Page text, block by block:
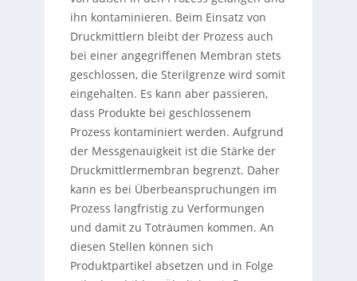
ihn kontaminieren. Beim Einsatz von
Druckmittlern bleibt der Prozess auch
bei einer angegriffenen Membran stets
geschlossen, die Sterilgrenze wird somit
eingehalten. Es kann aber passieren,
dass Produkte bei geschlossenem
Prozess kontaminiert werden. Aufgrund
der Messgenauigkeit ist die Stärke der
Druckmittlermembran begrenzt. Daher
kann es bei Überbeanspruchungen im
Prozess langfristig zu Verformungen
und damit zu Toträumen kommen. An
diesen Stellen können sich
Produktpartikel absetzen und in Folge